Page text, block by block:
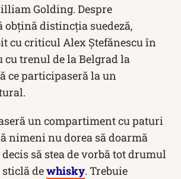
Golding. Despre
obțină distincția suedeză,
cu criticul Alex Ștefănescu în
cu trenul de la Belgrad la
ce participaseră la un
un compartiment cu paturi
nimeni nu dorea să doarmă
să stea de vorbă tot drumul
dewhisky. Trebuie